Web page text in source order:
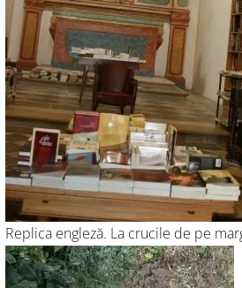
Replica engleză. La crucile de pe